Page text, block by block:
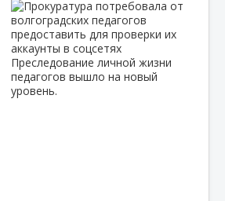
Преследование личной жизни
педагогов вышло на новый
уровень.